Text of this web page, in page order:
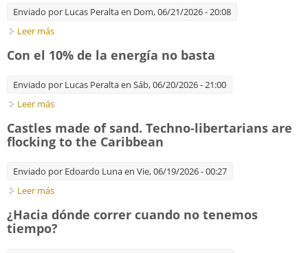
Enviado por Lucas Peraltaen Dom, 06/21/2026 - 20:08
Leer más
Con el 10% de la energía no basta
Enviado por Lucas Peraltaen Sáb, 06/20/2026 - 21:00
Leer más
Castles made of sand. Techno-libertarians are
flocking to the Caribbean
Enviado por Edoardo Lunaen Vie, 06/19/2026 - 00:27
Leer más
¿Hacia dónde correr cuando no tenemos
tiempo?